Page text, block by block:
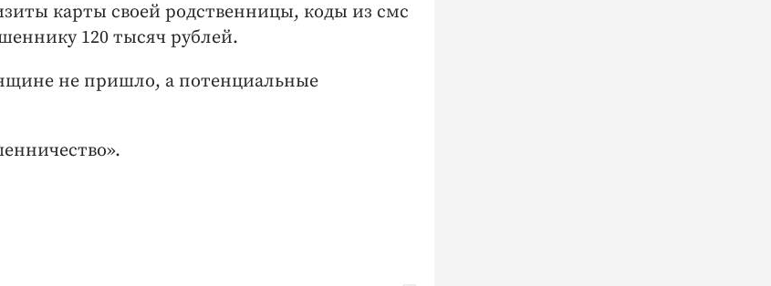
карты своей родственницы, коды из смс
120 тысяч рублей.
не пришло, а потенциальные